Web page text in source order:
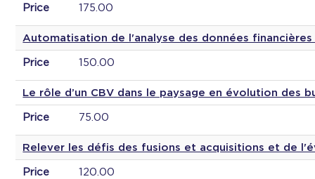
Price
175.00
Automatisation de l'analyse des données financières
Price
150.00
Le rôle d’un CBV dans le paysage en évolution des
Price
75.00
Relever les défis des fusions et acquisitions et de
Price
120.00